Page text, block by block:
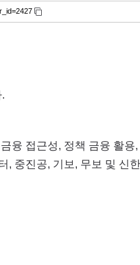
융 접근성, 정책 금융 활
중진공, 기보, 무보 및 신